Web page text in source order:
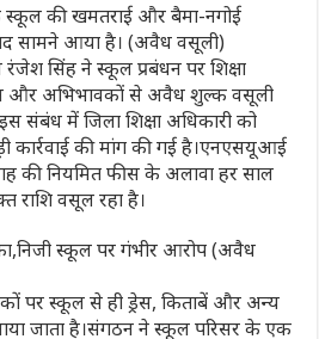
की खमतराई और बैमा-नगोई
सामने आया है। (अवैध वसूली)
सिंह ने स्कूल प्रबंधन पर शिक्षा
और अभिभावकों से अवैध शुल्क वसूली
संबंध में जिला शिक्षा अधिकारी को
कार्रवाई की मांग की गई है।एनएसयूआई
की नियमित फीस के अलावा हर साल
राशि वसूल रहा है।
स्कूल पर गंभीर आरोप (अवैध
पर स्कूल से ही ड्रेस, किताबें और अन्य
जाता है।संगठन ने स्कूल परिसर के एक